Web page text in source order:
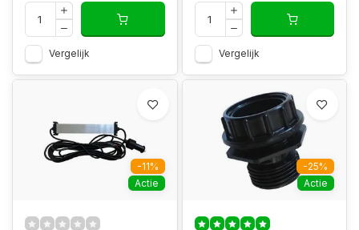
Vergelijk Vergelijk
-11%
Actie
-25%
Actie